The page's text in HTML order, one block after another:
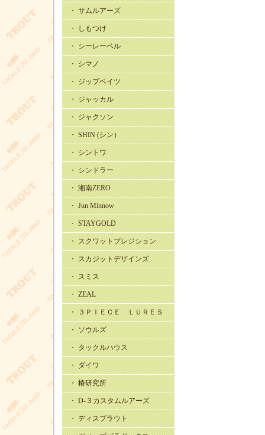
・ サムルアーズ
・ しもつけ
・ シーレーベル
・ シマノ
・ ジップベイツ
・ ジャッカル
・ ジャクソン
・ SHIN (シン）
・ シントワ
・ シンドラー
・ 湘南ZERO
・ Jun Minnow
・ STAYGOLD
・ スクワットプレジション
・ スカジットデザインズ
・ スミス
・ ZEAL
・ ３ＰＩＥＣＥ ＬＵＲＥＳ
・ ソウルズ
・ タックルハウス
・ ダイワ
・ 椿研究所
・ D-３カスタムルアーズ
・ ディスプラウト